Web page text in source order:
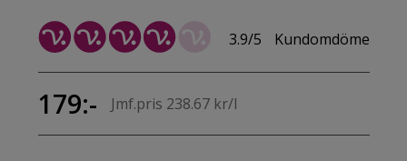
3.9/5 Kundomdöme
179:- Jmf.pris 238.67 kr/l